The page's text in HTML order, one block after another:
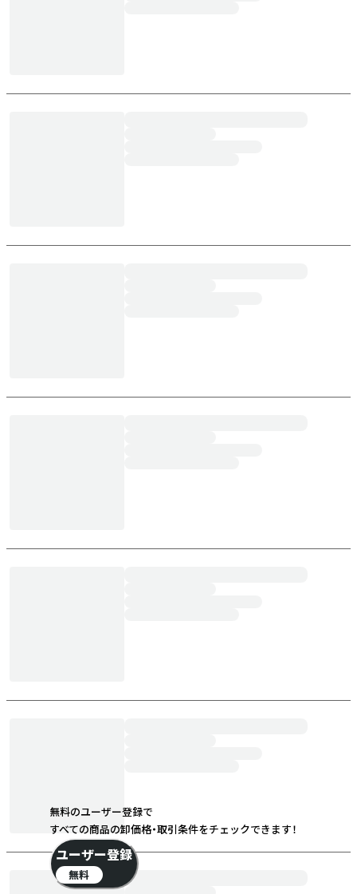
無料のユーザー登録で
すべての商品の卸価格・取引条件をチェックできます！
ユーザー登録
無料